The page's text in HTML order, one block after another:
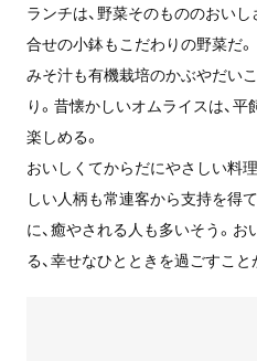
ランチは、野菜そのもののおい
合せの小鉢もこだわりの野菜だ。
みそ汁も有機栽培のかぶやだい
り。昔懐かしいオムライスは、
楽しめる。
おいしくてからだにやさしい料
しい人柄も常連客から支持を得
に、癒やされる人も多いそう。
る、幸せなひとときを過ごすこと